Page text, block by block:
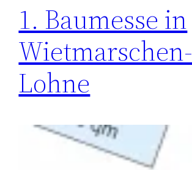
1. Baumesse in
Wietmarschen-
Lohne